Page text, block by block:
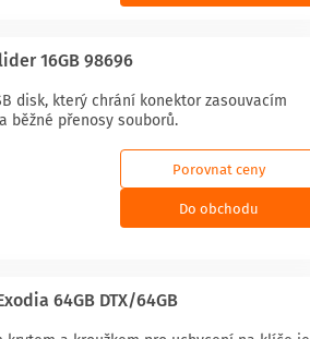
16GB 98696
disk, který chrání konektor zasouvacím
běžné přenosy souborů.
Porovnat ceny
Do obchodu
64GB DTX/64GB